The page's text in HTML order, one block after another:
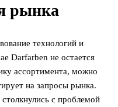
рынка
технологий и
Darfarben не остается
ассортимента, можно
на запросы рынка.
с проблемой